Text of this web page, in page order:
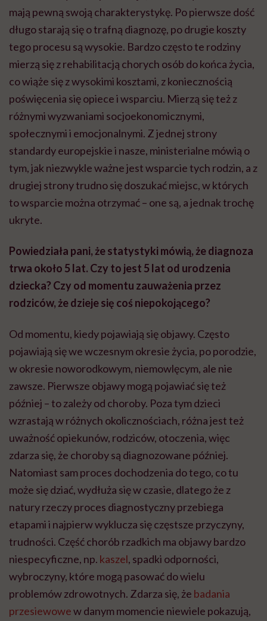
mają pewną swoją charakterystykę. Po pierwsze dość
długo starają się o trafną diagnozę, po drugie koszty
tego procesu są wysokie. Bardzo często te rodziny
mierzą się z rehabilitacją chorych osób do końca życia,
co wiąże się z wysokimi kosztami, z koniecznością
poświęcenia się opiece i wsparciu. Mierzą się też z
różnymi wyzwaniami socjoekonomicznymi,
społecznymi i emocjonalnymi. Z jednej strony
standardy europejskie i nasze, ministerialne mówią o
tym, jak niezwykle ważne jest wsparcie tych rodzin, a z
drugiej strony trudno się doszukać miejsc, w których
to wsparcie można otrzymać – one są, a jednak trochę
ukryte.
Powiedziała pani, że statystyki mówią, że diagnoza
trwa około 5 lat. Czy to jest 5 lat od urodzenia
dziecka? Czy od momentu zauważenia przez
rodziców, że dzieje się coś niepokojącego?
Od momentu, kiedy pojawiają się objawy. Często
pojawiają się we wczesnym okresie życia, po porodzie,
w okresie noworodkowym, niemowlęcym, ale nie
zawsze. Pierwsze objawy mogą pojawiać się też
później – to zależy od choroby. Poza tym dzieci
wzrastają w różnych okolicznościach, różna jest też
uważność opiekunów, rodziców, otoczenia, więc
zdarza się, że choroby są diagnozowane później.
Natomiast sam proces dochodzenia do tego, co tu
może się dziać, wydłuża się w czasie, dlatego że z
natury rzeczy proces diagnostyczny przebiega
etapami i najpierw wyklucza się częstsze przyczyny,
trudności. Część chorób rzadkich ma objawy bardzo
niespecyficzne, np. kaszel, spadki odporności,
wybroczyny, które mogą pasować do wielu
problemów zdrowotnych. Zdarza się, że badania
przesiewowew danym momencie niewiele pokazują,